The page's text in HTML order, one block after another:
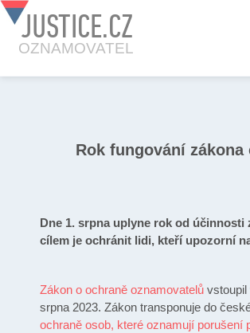
JUSTICE.CZ
OZNAMOVATEL
Rok fungování
Dne 1. srpna uplyne rok od
cílem je ochránit lidi, kteří upozorní
Zákon o ochraně oznamovatelů vstoupil
srpna 2023. Zákon transponuje do
ochraně osob, které oznamují porušení